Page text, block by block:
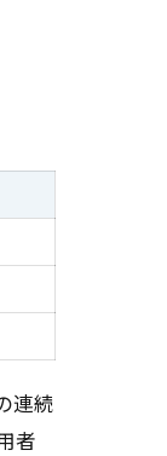
連続
者